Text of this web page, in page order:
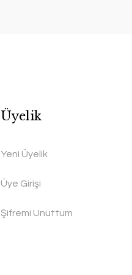
Üyelik
Yeni Üyelik
Üye Girişi
Şifremi Unuttum